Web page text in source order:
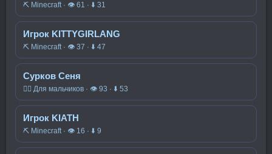
⛏️ Minecraft · 👁 61 · ⬇ 31
Игрок KITTYGIRLANG
⛏️ Minecraft · 👁 37 · ⬇ 47
Сурков Сеня
🧍‍♂️ Для мальчиков · 👁 93 · ⬇ 53
Игрок KIATH
⛏️ Minecraft · 👁 16 · ⬇ 9